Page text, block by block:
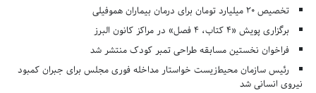
تخصیص ۲۰ میلیارد تومان برای درمان بیماران هموفیلی
برگزاری پویش «۴ کتاب، ۴ فصل» در مراکز کانون البرز
فراخوان نخستین مسابقه طراحی تمبر کودک منتشر شد
رئیس سازمان محیط‌زیست خواستار مداخله فوری مجلس برای جبران کمبود
نیروی انسانی شد